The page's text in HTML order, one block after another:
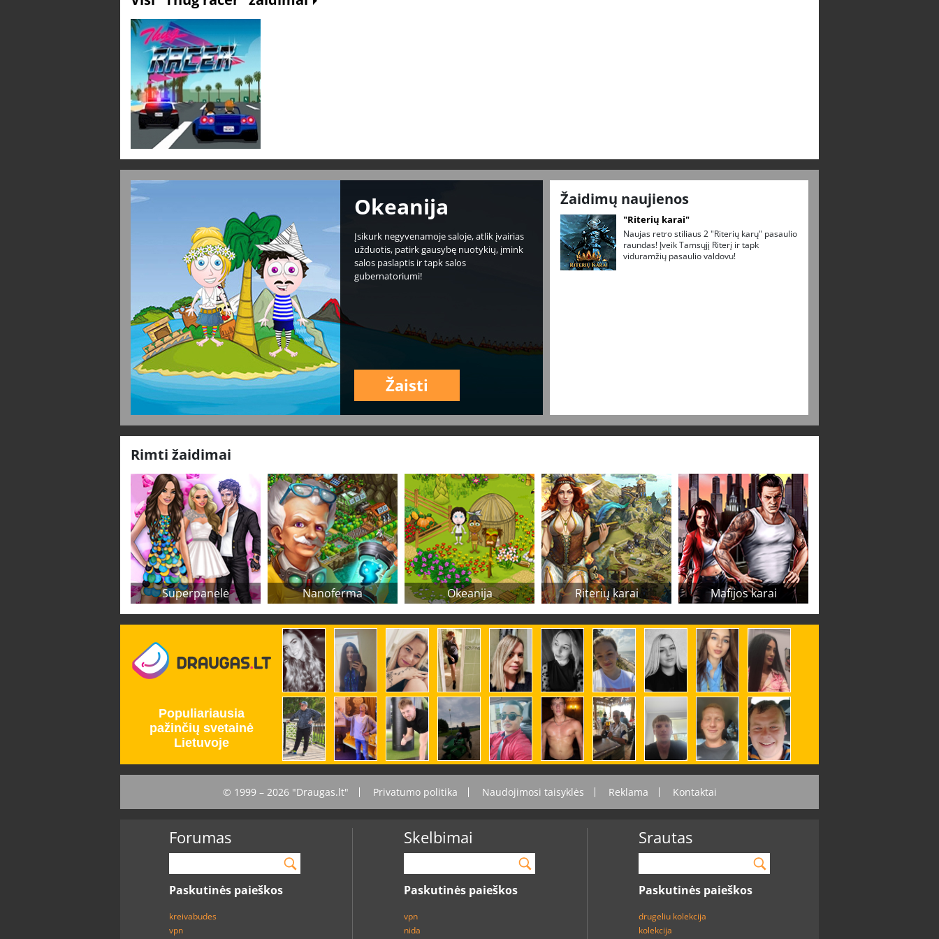
Okeanija
Įsikurk negyvenamoje saloje, atlik įvairias
užduotis, patirk gausybę nuotykių, įmink
salos paslaptis ir tapk salos
gubernatoriumi!
Žaisti
Žaidimų naujienos
"Riterių karai"
Naujas retro stiliaus 2 "Riterių karų" pasaulio
raundas! Įveik Tamsųjį Riterį ir tapk
viduramžių pasaulio valdovu!
Rimti žaidimai
Superpanelė Nanoferma Okeanija Riterių karai Mafijos karai
© 1999 – 2026 "Draugas.lt" Privatumo politika Naudojimosi taisyklės Reklama Kontaktai
Forumas
Paskutinės paieškos
kreivabudes
vpn
Skelbimai
Paskutinės paieškos
vpn
nida
Srautas
Paskutinės paieškos
drugeliu kolekcija
kolekcija